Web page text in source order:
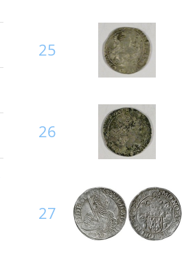
25
26
27